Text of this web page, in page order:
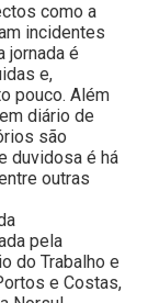
como a
incidentes
jornada é
e,
pouco. Além
diário de
são
duvidosa é há
outras
pela
do Trabalho e
e Costas,